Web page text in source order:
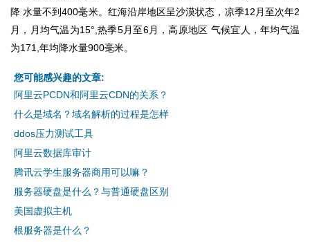
降 水量不到400毫米。红海沿岸地区呈沙漠状态，凉季12月至次年2
月，月均气温为15°,热季5月至6月，高原地区 气候宜人，年均气温
为171,年均降水量900毫米。
您可能感兴趣的文章:
阿里云PCDN和阿里云CDN的关系？
什么是域名？域名解析的过程是怎样
ddos压力测试工具
阿里云数据库审计
腾讯云学生服务器商用可以嘛？
服务器硬盘是什么？与普通硬盘区别
美国虚拟主机
根服务器是什么？